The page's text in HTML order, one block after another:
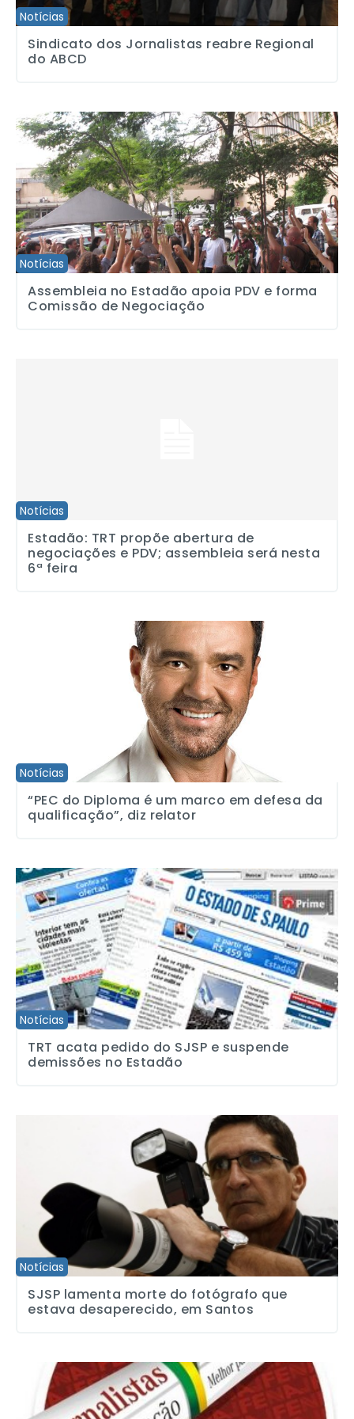
Notícias
Sindicato dos Jornalistas reabre Regional
do ABCD
Notícias
Assembleia no Estadão apoia PDV e forma Comissão de
Assembleia no Estadão apoia PDV e forma
Comissão de Negociação
Notícias
Estadão: TRT propõe abertura de
negociações e PDV; assembleia será nesta
6ª feira
Notícias
“PEC do Diploma é um marco em defesa da qualificação”, diz
“PEC do Diploma é um marco em defesa da
qualificação”, diz relator
Notícias
TRT acata pedido do SJSP e suspende demissões no Estadão
TRT acata pedido do SJSP e suspende
demissões no Estadão
Notícias
SJSP lamenta morte do fotógrafo que estava desaperecido, em
SJSP lamenta morte do fotógrafo que
estava desaperecido, em Santos
Definido o relator da PEC do Diploma na Câmara dos Deputados